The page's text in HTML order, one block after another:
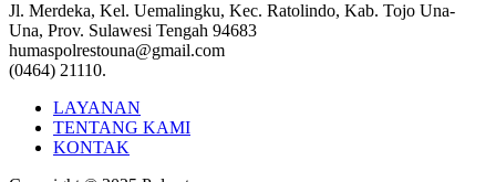
Jl. Merdeka, Kel. Uemalingku, Kec. Ratolindo, Kab. Tojo Una-
Una, Prov. Sulawesi Tengah 94683
humaspolrestouna@gmail.com
(0464) 21110.
LAYANAN
TENTANG KAMI
KONTAK